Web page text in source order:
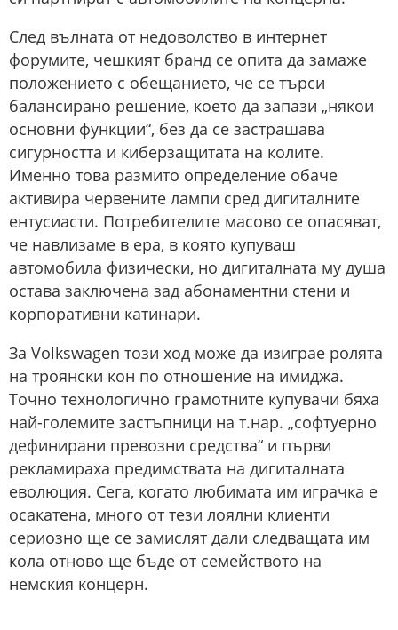
След вълната от недоволство в интернет
форумите, чешкият бранд се опита да замаже
положението с обещанието, че се търси
балансирано решение, което да запази „някои
основни функции“, без да се застрашава
сигурността и киберзащитата на колите.
Именно това размито определение обаче
активира червените лампи сред дигиталните
ентусиасти. Потребителите масово се опасяват,
че навлизаме в ера, в която купуваш
автомобила физически, но дигиталната му душа
остава заключена зад абонаментни стени и
корпоративни катинари.
За Volkswagen този ход може да изиграе ролята
на троянски кон по отношение на имиджа.
Точно технологично грамотните купувачи бяха
най-големите застъпници на т.нар. „софтуерно
дефинирани превозни средства“ и първи
рекламираха предимствата на дигиталната
еволюция. Сега, когато любимата им играчка е
осакатена, много от тези лоялни клиенти
сериозно ще се замислят дали следващата им
кола отново ще бъде от семейството на
немския концерн.